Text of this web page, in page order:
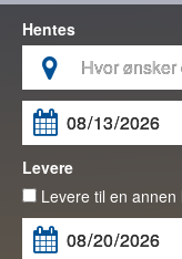
Hentes

Levere
Levere til en annen